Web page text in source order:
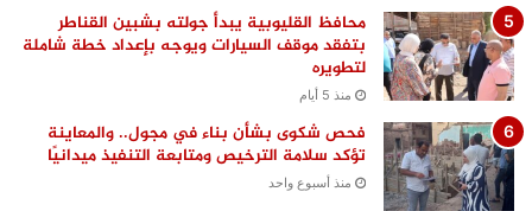
محافظ القليوبية يبدأ جولته بشبين القناطر
بتفقد موقف السيارات ويوجه بإعداد خطة شاملة
لتطويره
منذ 5 أيام
فحص شكوى بشأن بناء في مجول.. والمعاينة
تؤكد سلامة الترخيص ومتابعة التنفيذ ميدانيًا
منذ أسبوع واحد